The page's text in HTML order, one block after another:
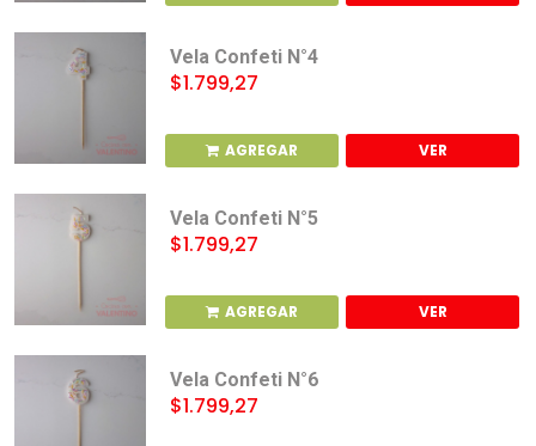
Vela Confeti N°4
$1.799,27
AGREGAR VER
Vela Confeti N°5
$1.799,27
AGREGAR VER
Vela Confeti N°6
$1.799,27